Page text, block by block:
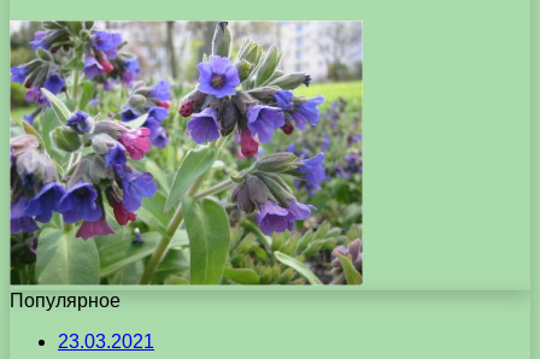
Популярное
23.03.2021